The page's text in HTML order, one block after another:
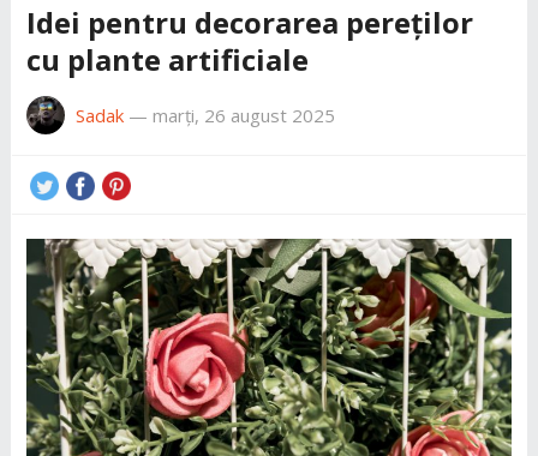
Idei pentru decorarea pereților
cu plante artificiale
Sadak— marți, 26 august 2025